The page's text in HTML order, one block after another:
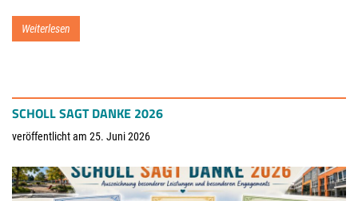
Weiterlesen
SCHOLL SAGT DANKE 2026
veröffentlicht am 25. Juni 2026